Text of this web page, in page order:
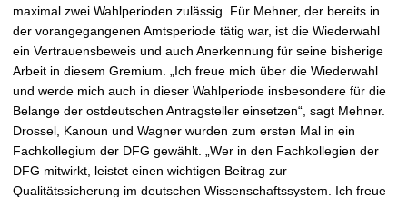
maximal zwei Wahlperioden zulässig. Für Mehner, der bereits in
der vorangegangenen Amtsperiode tätig war, ist die Wiederwahl
ein Vertrauensbeweis und auch Anerkennung für seine bisherige
Arbeit in diesem Gremium. „Ich freue mich über die Wiederwahl
und werde mich auch in dieser Wahlperiode insbesondere für die
Belange der ostdeutschen Antragsteller einsetzen“, sagt Mehner.
Drossel, Kanoun und Wagner wurden zum ersten Mal in ein
Fachkollegium der DFG gewählt. „Wer in den Fachkollegien der
DFG mitwirkt, leistet einen wichtigen Beitrag zur
Qualitätssicherung im deutschen Wissenschaftssystem. Ich freue